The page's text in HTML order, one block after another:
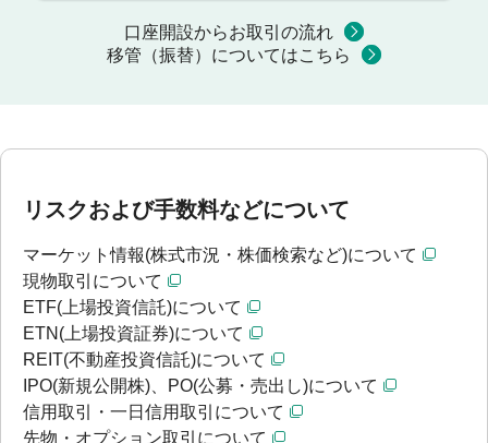
口座開設からお取引の流れ
移管（振替）についてはこちら
リスクおよび手数料などについて
マーケット情報(株式市況・株価検索など)について
現物取引について
ETF(上場投資信託)について
ETN(上場投資証券)について
REIT(不動産投資信託)について
IPO(新規公開株)、PO(公募・売出し)について
信用取引・一日信用取引について
先物・オプション取引について